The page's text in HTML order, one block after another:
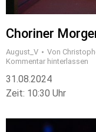
Choriner
August_V Von
Kommentar hinterlassen
31.08.2024
Zeit: 10:30 Uhr